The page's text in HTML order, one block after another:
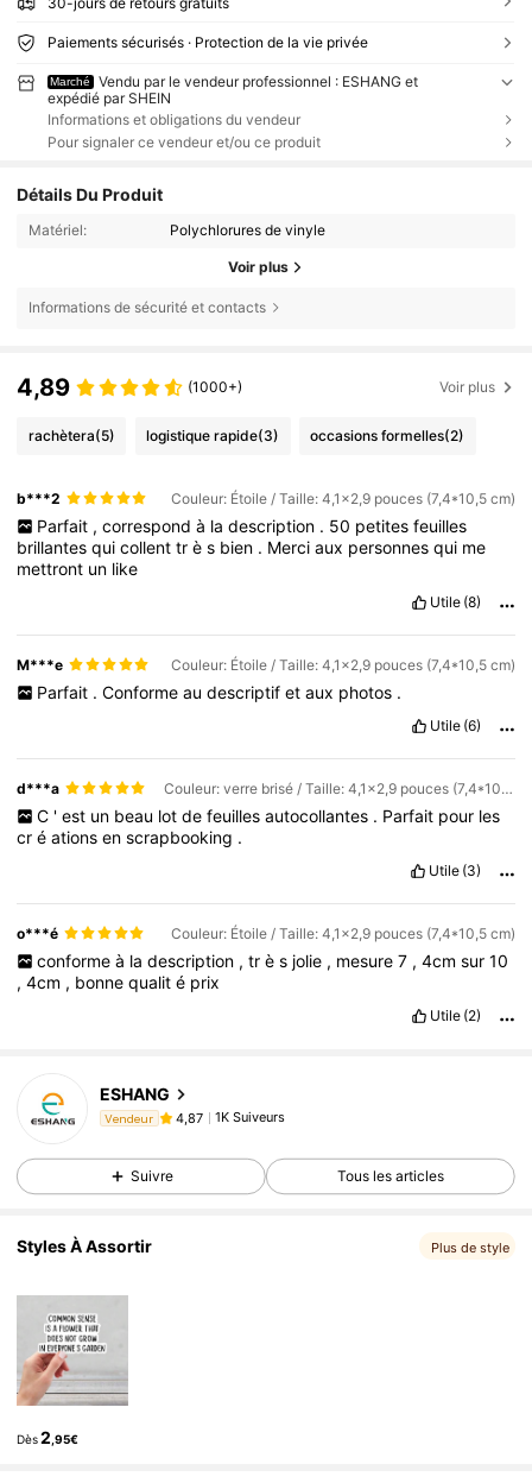
Paiements sécurisés · Protection de la vie privée
Marché
Vendu par le vendeur professionnel : ESHANG et
expédié par SHEIN
Informations et obligations du vendeur
Pour signaler ce vendeur et/ou ce produit
Détails Du Produit
Matériel: Polychlorures de vinyle
Voir plus
Informations de sécurité et contacts
4,89 (1000+) Voir plus
rachètera(5) logistique rapide(3) occasions formelles(2)
b***2 Couleur: Étoile / Taille: 4,1x2,9 pouces (7,4*10,5 cm)
Parfait , correspond à la description . 50 petites feuilles
brillantesquicollenttrès bien . Merciaux personnesqui me
mettront un like
Utile (8)
M***e Couleur: Étoile / Taille: 4,1x2,9 pouces (7,4*10,5 cm)
Parfait . Conforme au descriptif et aux photos .
Utile (6)
d***a Couleur: verre brisé / Taille: 4,1x2,9 pouces (7,4*10,5 cm)
C ' est un beau lot de feuilles autocollantes . Parfait pour les
créationsenscrapbooking .
Utile (3)
o***é Couleur: Étoile / Taille: 4,1x2,9 pouces (7,4*10,5 cm)
conforme à la description , tr è s jolie , mesure 7 , 4cm sur 10
,4cm , bonnequalité prix
Utile (2)
ESHANG
Vendeur 4,87 1K Suiveurs
Suivre Tous les articles
Styles À Assortir Plus de style
Dès2 ,95€